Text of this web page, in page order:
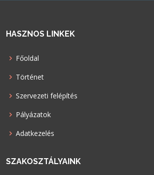
HASZNOS LINKEK
Főoldal
Történet
Szervezeti felépítés
Pályázatok
Adatkezelés
SZAKOSZTÁLYAINK